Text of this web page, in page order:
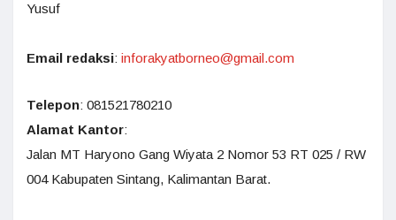
Yusuf
Email redaksi: inforakyatborneo@gmail.com
Telepon: 081521780210
Alamat Kantor:
Jalan MT Haryono Gang Wiyata 2 Nomor 53 RT 025 / RW
004 Kabupaten Sintang, Kalimantan Barat.